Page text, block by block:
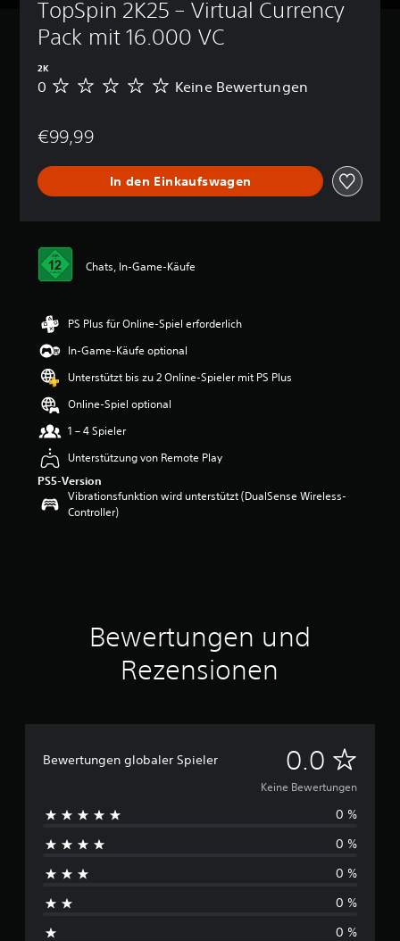
TopSpin 2K25 – Virtual Currency
Pack mit 16.000 VC
2K
K
n
B
e
w
t
u
n
n
0 Keine Bewertungen
€99,99
In den Einkaufswagen
Chats, In-Game-Käufe
PS Plus für Online-Spiel erforderlich
In-Game-Käufe optional
Unterstützt bis zu 2 Online-Spieler mit PS Plus
Online-Spiel optional
1 – 4 Spieler
Unterstützung von Remote Play
PS5-Version
Vibrationsfunktion wird unterstützt (DualSense Wireless-
Controller)
Bewertungen und
Rezensionen
Bewertungen globaler Spieler 0.0 K
e
n
e
B
Keine Bewertungen
0 %
0 %
0 %
0 %
0 %